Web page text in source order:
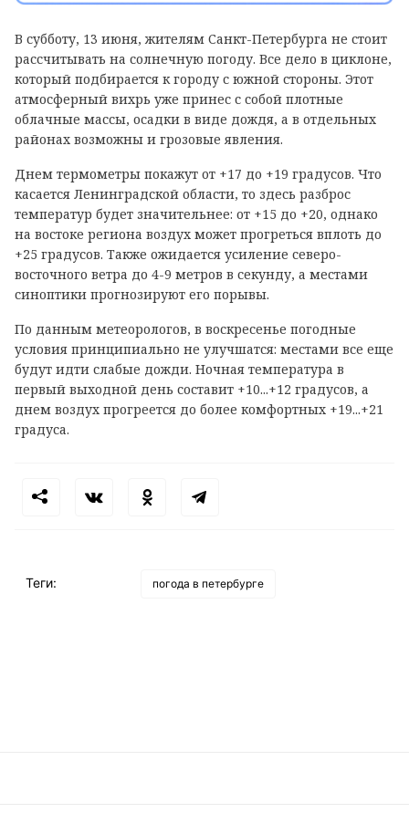
В субботу, 13 июня, жителям Санкт-Петербурга не стоит
рассчитывать на солнечную погоду. Все дело в циклоне,
который подбирается к городу с южной стороны. Этот
атмосферный вихрь уже принес с собой плотные
облачные массы, осадки в виде дождя, а в отдельных
районах возможны и грозовые явления.
Днем термометры покажут от +17 до +19 градусов. Что
касается Ленинградской области, то здесь разброс
температур будет значительнее: от +15 до +20, однако
на востоке региона воздух может прогреться вплоть до
+25 градусов. Также ожидается усиление северо-
восточного ветра до 4-9 метров в секунду, а местами
синоптики прогнозируют его порывы.
По данным метеорологов, в воскресенье погодные
условия принципиально не улучшатся: местами все еще
будут идти слабые дожди. Ночная температура в
первый выходной день составит +10...+12 градусов, а
днем воздух прогреется до более комфортных +19...+21
градуса.
Теги: погода в петербурге